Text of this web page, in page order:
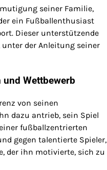
seiner Familie,
ein Fußballenthusiast
Dieser unterstützende
der Anleitung seiner
Wettbewerb
von seinen
dazu antrieb, sein Spiel
fußballzentrierten
gegen talentierte Spieler,
der ihn motivierte, sich zu